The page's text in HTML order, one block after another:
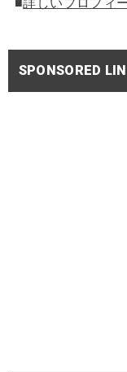
SPONSORED